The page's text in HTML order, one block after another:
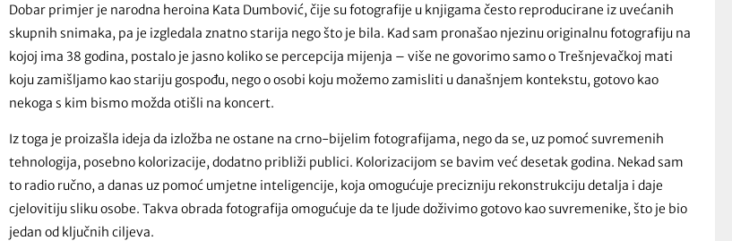
Dobar primjer je narodna heroina Kata Dumbović, čije su fotografije u knjigama često reproducirane iz uvećanih
skupnih snimaka, pa je izgledala znatno starija nego što je bila. Kad sam pronašao njezinu originalnu fotografiju na
kojoj ima 38 godina, postalo je jasno koliko se percepcija mijenja – više ne govorimo samo o Trešnjevačkoj mati
koju zamišljamo kao stariju gospođu, nego o osobi koju možemo zamisliti u današnjem kontekstu, gotovo kao
nekoga s kim bismo možda otišli na koncert.
Iz toga je proizašla ideja da izložba ne ostane na crno-bijelim fotografijama, nego da se, uz pomoć suvremenih
tehnologija, posebno kolorizacije, dodatno približi publici. Kolorizacijom se bavim već desetak godina. Nekad sam
to radio ručno, a danas uz pomoć umjetne inteligencije, koja omogućuje precizniju rekonstrukciju detalja i daje
cjelovitiju sliku osobe. Takva obrada fotografija omogućuje da te ljude doživimo gotovo kao suvremenike, što je bio
jedan od ključnih ciljeva.